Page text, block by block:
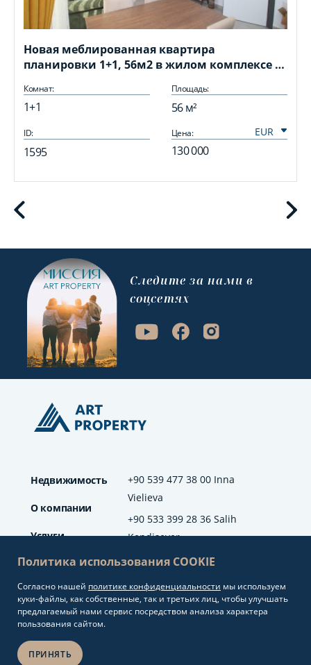
Новая меблированная квартира
планировки 1+1, 56м2 в жилом комплексе в
Комнат:
1+1
Площадь:
56 м²
ID:
1595
Цена:
130 000
+90 539 477 38 00 Inna
Vielieva
+90 533 399 28 36 Salih
Kendisever
info@artproperty.net
Mahmutlar Mah.
Недвижимость
О компании
Услуги
Отзывы
Блог
Cледите за нами в
соцсетях
Политика использования COOKIE
Согласно нашей политике конфиденциальности мы используем
куки-файлы, как собственные, так и третьих лиц, чтобы улучшать
предлагаемый нами сервис посредством анализа характера
пользования сайтом.
ПРИНЯТЬ